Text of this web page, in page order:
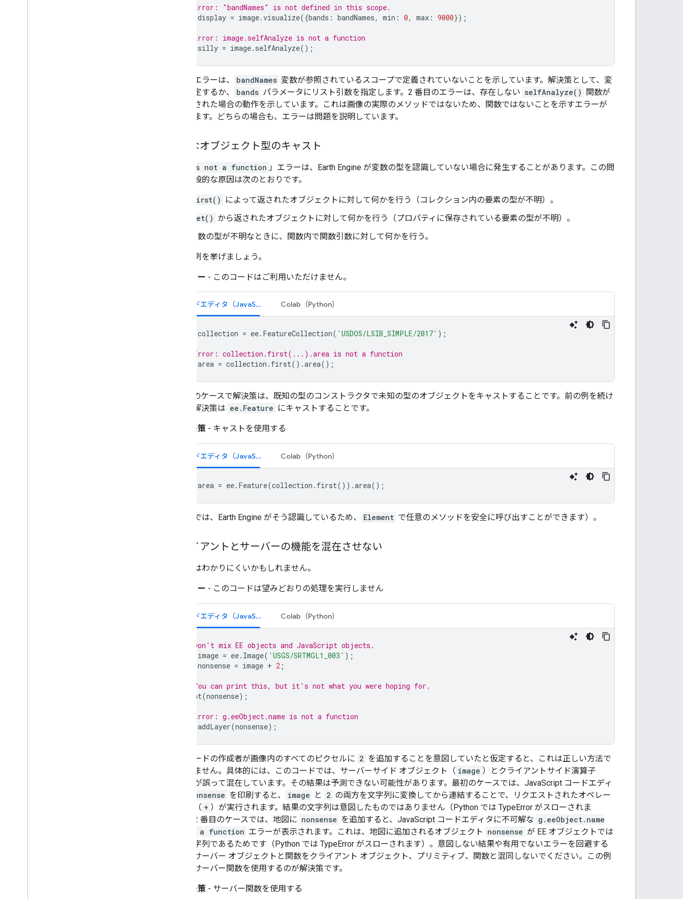
// Error: "bandNames" is not defined in this scope.
display = image.visualize({bands : bandNames, min : 0, max : 9000});
// Error: image.selfAnalyze is not a function
silly = image. selfAnalyze();
最初のエラーは、 bandNames 変数が参照されているスコープで定義されていないことを示しています。解決策として、変
数を設定するか、
bands パラメータにリスト引数を指定します。2 番目のエラーは、存在しない selfAnalyze() 関数が
呼び出された場合の動作を示しています。これは画像の実際のメソッドではないため、関数ではないことを示すエラーが
発生します。どちらの場合も、エラーは問題を説明しています。
不明なオブジェクト型のキャスト
...is not a function 」エラーは、Earth Engine が変数の型を認識していない場合に発生することがあります。この問
題の一般的な原因は次のとおりです。
first()
によって返されたオブジェクトに対して何かを行う（コレクション内の要素の型が不明）。
get() から返されたオブジェクトに対して何かを行う（プロパティに保存されている要素の型が不明）。
引数の型が不明なときに、関数内で関数引数に対して何かを行う。
前者の例を挙げましょう。
エラー - このコードはご利用いただけません。
コードエディタ（JavaScript） Colab（Python）
collection = ee. FeatureCollection( 'USDOS/LSIB_SIMPLE/2017' );
// Error: collection.first(...).area is not a function
area = collection . first().area();
すべてのケースで解決策は、既知の型のコンストラクタで未知の型のオブジェクトをキャストすることです。前の例を続け
ると、解決策は ee.Feature にキャストすることです。
解決策 - キャストを使用する
コードエディタ（JavaScript） Colab（Python）
area = ee. Feature(collection . first()).area();
（ここでは、Earth Engine がそう認識しているため、 Element で任意のメソッドを安全に呼び出すことができます）。
クライアントとサーバーの機能を混在させない
次の例はわかりにくいかもしれません。
エラー - このコードは望みどおりの処理を実行しません
コードエディタ（JavaScript） Colab（Python）
// Don't mix EE objects and JavaScript objects.
image = ee. Image( 'USGS/SRTMGL1_003' );
nonsense = image + 2 ;
// You can print this, but it's not what you were hoping for.
print(nonsense);
// Error: g.eeObject.name is not a function
addLayer(nonsense);
このコードの作成者が画像内のすべてのピクセルに 2 を追加することを意図していたと仮定すると、これは正しい方法で
はありません。具体的には、このコードでは、サーバーサイド オブジェクト（ image ）とクライアントサイド演算子
）が誤って混在しています。その結果は予測できない可能性があります。最初のケースでは、JavaScript コードエディ
nonsense を印刷すると、 image と 2 の両方を文字列に変換してから連結することで、リクエストされたオペレー
ション（ + ）が実行されます。結果の文字列は意図したものではありません（Python では TypeError がスローされま
す）。2 番目のケースでは、地図に nonsense を追加すると、JavaScript コードエディタに不可解な g.eeObject.name
is not a function エラーが表示されます。これは、地図に追加されるオブジェクト nonsense が EE オブジェクトでは
なく文字列であるためです（Python では TypeError がスローされます）。意図しない結果や有用でないエラーを回避する
には、サーバー オブジェクトと関数をクライアント オブジェクト、プリミティブ、関数と混同しないでください。この例
では、サーバー関数を使用するのが解決策です。
解決策 - サーバー関数を使用する